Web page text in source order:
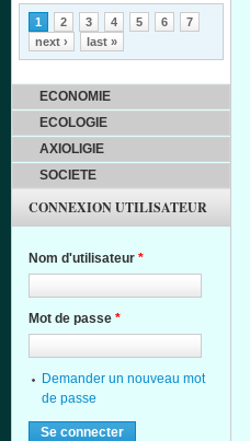
Pages
1 2 3 4 5 6
7
next ›
last »
ECONOMIE
ECOLOGIE
AXIOLIGIE
SOCIETE
CONNEXION UTILISATEUR
Nom d'utilisateur *
Mot de passe *
Demander un nouveau mot
de passe